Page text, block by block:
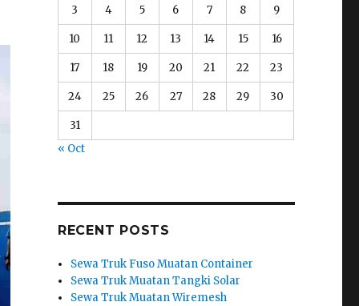
3 4 5 6 7 8 9
10 11 12 13 14 15 16
17 18 19 20 21 22 23
24 25 26 27 28 29 30
31
« Oct
RECENT POSTS
Sewa Truk Fuso Muatan Container
Sewa Truk Muatan Tangki Solar
Sewa Truk Muatan Wiremesh